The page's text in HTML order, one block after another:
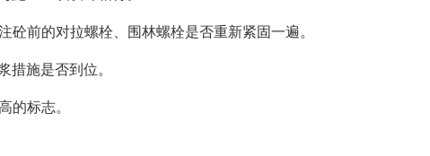
砼前的对拉螺栓、围林螺栓是否重新紧固一遍。
措施是否到位。
的标志。